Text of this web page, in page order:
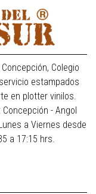
Colegio
estampados
en plotter vinilos.
- Angol
a Viernes desde
a 17:15 hrs.